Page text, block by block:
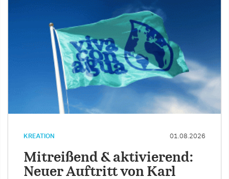
KREATION 01.08.2026
Mitreißend & aktivierend:
Neuer Auftritt von Karl